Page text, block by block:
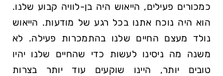
כמכורים פעילים, הייאוש היה בן-לוויה קבוע שלנו.
הוא היה נוכח אתנו בכל רגע של מודעות. הייאוש
נולד מעצם החיים שלנו בהתמכרות פעילה. לא
משנה מה ניסינו לעשות כדי שהחיים שלנו יהיו
טובים יותר, היינו שוקעים עוד יותר בצרות